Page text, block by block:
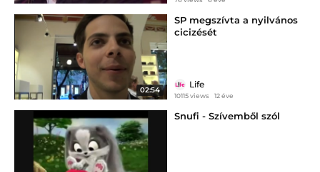
02:54
SP megszívta a nyilvános
cicizését
Life
10115 views 12 éve
Snufi - Szívemből szól